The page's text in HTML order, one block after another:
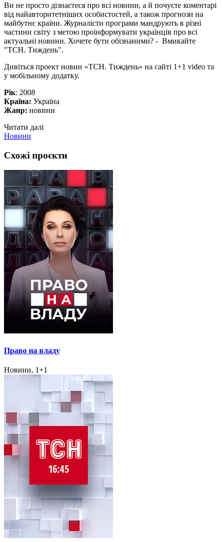
Ви не просто дізнаєтеся про всі новини, а й почуєте коментарі
від найавторитетніших особистостей, а також прогнози на
майбутнє країни. Журналісти програми мандрують в різні
частини світу з метою проінформувати українців про всі
актуальні новини. Хочете бути обізнаними? - Вмикайте
"ТСН. Тиждень".
Дивіться проект новин «ТСН. Тиждень» на сайті 1+1 video та
у мобільному додатку.
Рік: 2008
Країна: Україна
Жанр: новини
Читати далі
Новини
Схожі проєкти
Право на владу
Новини, 1+1